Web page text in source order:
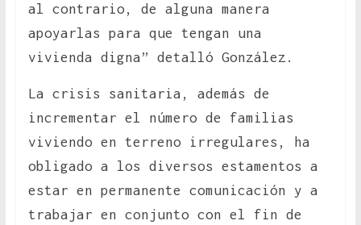
al contrario, de alguna manera
apoyarlas para que tengan una
vivienda digna” detalló González.
La crisis sanitaria, además de
incrementar el número de familias
viviendo en terreno irregulares, ha
obligado a los diversos estamentos a
estar en permanente comunicación y a
trabajar en conjunto con el fin de